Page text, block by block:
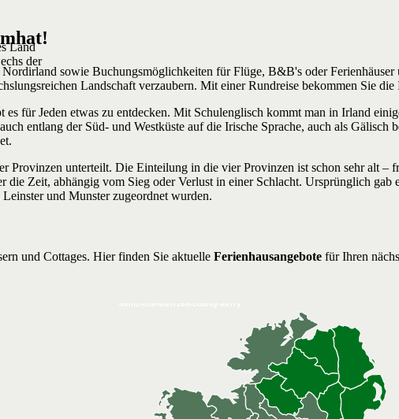
Land
der
sowie Buchungsmöglichkeiten für Flüge, B&B's oder Ferienhäuser
Landschaft verzaubern. Mit einer Rundreise bekommen Sie
für Jeden etwas zu entdecken. Mit Schulenglisch kommt man in Irland
entlang der Süd- und Westküste auf die Irische Sprache, auch als
unterteilt. Die Einteilung in die vier Provinzen ist schon sehr alt –
Zeit, abhängig vom Sieg oder Verlust in einer Schlacht. Ursprünglich
und Munster zugeordnet wurden.
und Cottages. Hier finden Sie aktuelle Ferienhausangebote für Ihren